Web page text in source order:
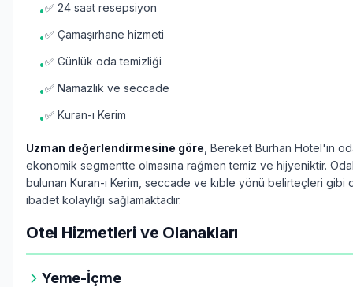
•✅ 24 saat resepsiyon
•✅ Çamaşırhane hizmeti
•✅ Günlük oda temizliği
•✅ Namazlık ve seccade
•✅ Kuran-ı Kerim
Uzman değerlendirmesine göre , Bereket Burhan Hotel'in
ekonomik segmentte olmasına rağmen temiz ve hijyeniktir.
bulunan Kuran-ı Kerim, seccade ve kıble yönü belirteçleri gibi
ibadet kolaylığı sağlamaktadır.
Otel Hizmetleri ve Olanakları
Yeme-İçme